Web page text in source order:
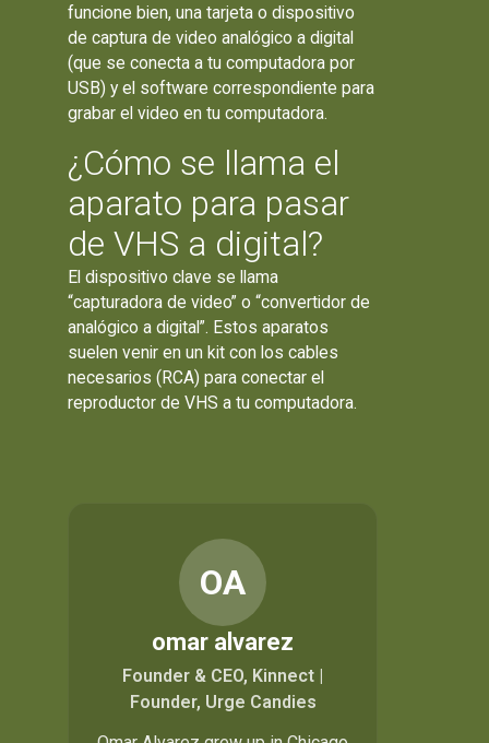
funcione bien, una tarjeta o dispositivo
de captura de video analógico a digital
(que se conecta a tu computadora por
USB) y el software correspondiente para
grabar el video en tu computadora.
¿Cómo se llama el
aparato para pasar
de VHS a digital?
El dispositivo clave se llama
“capturadora de video” o “convertidor de
analógico a digital”. Estos aparatos
suelen venir en un kit con los cables
necesarios (RCA) para conectar el
reproductor de VHS a tu computadora.
OA
omar alvarez
Founder & CEO, Kinnect |
Founder, Urge Candies